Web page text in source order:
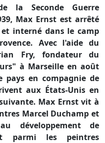
la Seconde Guerre
Max Ernst est arrêté
interné dans le camp
Avec l'aide du
Fry, fondateur du
à Marseille en août
en compagnie de
aux États-Unis en
Max Ernst vit à
Marcel Duchamp et
développement de
parmi les peintres